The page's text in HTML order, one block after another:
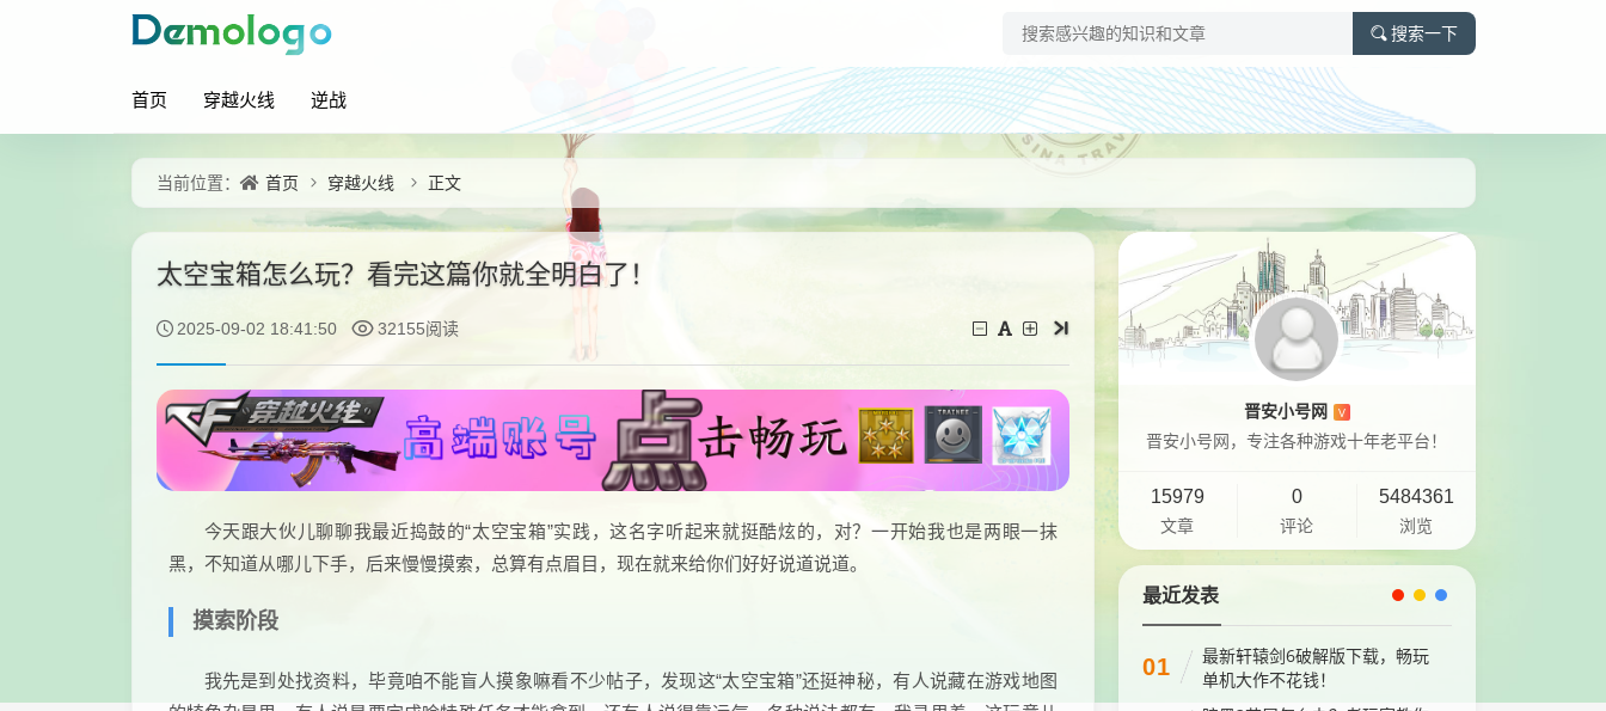
搜索一下
首页 穿越火线 逆战
当前位置： 首页 穿越火线 正文
太空宝箱怎么玩？看完这篇你就全明白了！
2025-09-02 18:41:50 32155阅读
今天跟大伙儿聊聊我最近捣鼓的“太空宝箱”实践，这名字听起来就挺酷炫的，对？一开始我也是两眼一抹
黑，不知道从哪儿下手，后来慢慢摸索，总算有点眉目，现在就来给你们好好说道说道。
摸索阶段
我先是到处找资料，毕竟咱不能盲人摸象嘛看不少帖子，发现这“太空宝箱”还挺神秘，有人说藏在游戏地图
晋安小号网 V
晋安小号网，专注各种游戏十年老平台！
15979
文章
0
评论
5484361
浏览
最近发表
01
最新轩辕剑6破解版下载，畅玩
单机大作不花钱！